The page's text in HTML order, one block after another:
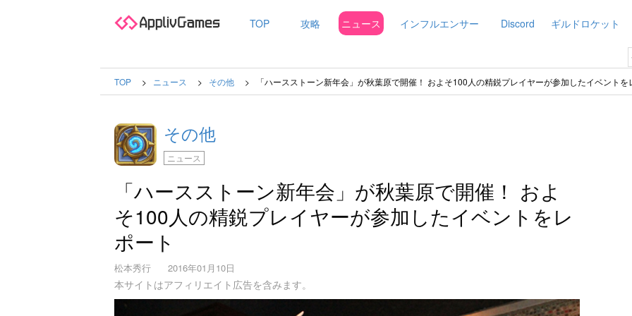
TOP 攻略 ニュース インフルエンサー Discord ギルドロケット
TOP ニュース その他 「ハースストーン新年会」が秋葉原で開催！ およそ100人の精鋭プレイヤーが参加したイベントを
その他
ニュース
「ハースストーン新年会」が秋葉原で開催！ およ
そ100人の精鋭プレイヤーが参加したイベントをレ
ポート
松本秀行 2016年01月10日
本サイトはアフィリエイト広告を含みます。